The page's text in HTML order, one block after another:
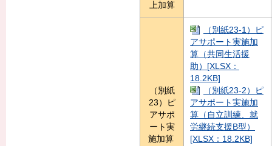
上加算
（別紙
23）ピ
アサポ
ート実
施加算
（別紙23-1）ピ
アサポート実施加
算（共同生活援
助）[XLSX：
18.2KB]
（別紙23-2）ピ
アサポート実施加
算（自立訓練、就
労継続支援B型）
[XLSX：18.2KB]